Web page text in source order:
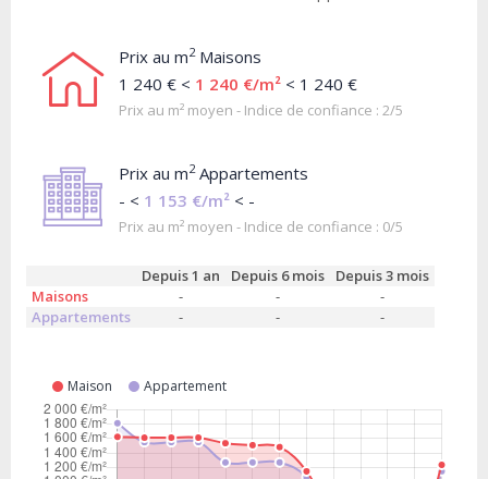
Prix au m2Maisons
1 240 € < 1 240 €/m² < 1 240 €
Prix au m² moyen - Indice de confiance : 2/5
Prix au m2Appartements
- < 1 153 €/m² < -
Prix au m² moyen - Indice de confiance : 0/5
Depuis 1 an Depuis 6 mois
Depuis 3 mois
Maisons
- -
-
Appartements
- - -
Maison Appartement